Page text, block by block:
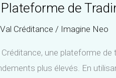
de
Val Créditance / Imagine Neo
une plateforme
plus élevés. En